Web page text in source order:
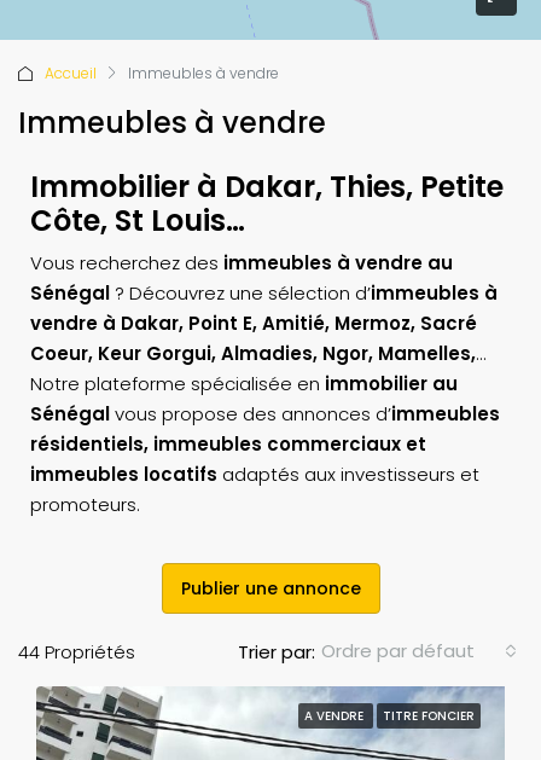
Accueil Immeubles à vendre
Immeubles à vendre
Immobilier à Dakar, Thies, Petite
Côte, St Louis…
Vous recherchez des immeubles à vendre au
Sénégal ? Découvrez une sélection d’immeubles à
vendre à Dakar, Point E, Amitié, Mermoz, Sacré
Coeur, Keur Gorgui, Almadies, Ngor, Mamelles,…
Notre plateforme spécialisée en immobilier au
Sénégalvous propose des annonces d’immeubles
résidentiels, immeubles commerciaux et
immeubles locatifs adaptés aux investisseurs et
promoteurs.
Publier une annonce
44 Propriétés Trier par: Ordre par défaut
A VENDRE TITRE FONCIER